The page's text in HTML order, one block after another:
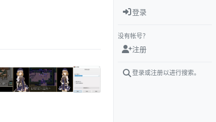
登录
没有帐号？
注册
登录或注册以进行搜索。